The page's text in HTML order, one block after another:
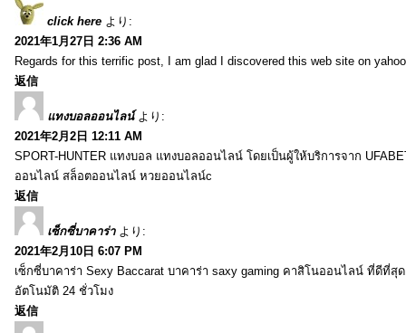
click here より:
2021年1月27日 2:36 AM
Regards for this terrific post, I am glad I discovered this web site on
返信
แทงบอลออนไลน์ より:
2021年2月2日 12:11 AM
SPORT-HUNTER แทงบอล แทงบอลออนไลน์ โดยเป็นผู้ให้บริการจาก
ออนไลน์ สล็อตออนไลน์ หวยออนไลน์c
返信
เซ็กซี่บาคาร่า より:
2021年2月10日 6:07 PM
เซ็กซี่บาคาร่า Sexy Baccarat บาคาร่า saxy gaming คาสิโนออนไลน์ ที่ดีที่สุ
อัตโนมัติ 24 ชั่วโมง
返信